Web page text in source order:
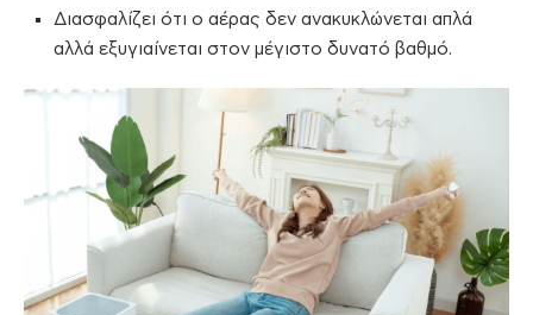
Διασφαλίζει ότι ο αέρας δεν ανακυκλώνεται απλά
αλλά εξυγιαίνεται στον μέγιστο δυνατό βαθμό.